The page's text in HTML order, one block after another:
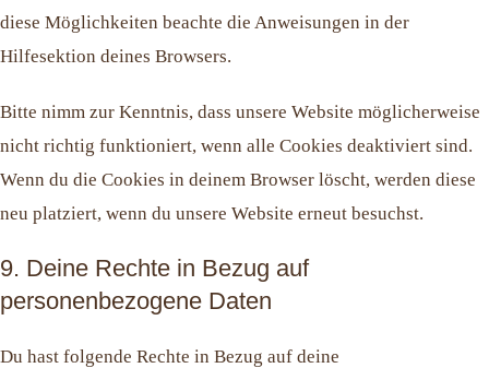
diese Möglichkeiten beachte die Anweisungen in der
Hilfesektion deines Browsers.
Bitte nimm zur Kenntnis, dass unsere Website möglicherweise
nicht richtig funktioniert, wenn alle Cookies deaktiviert sind.
Wenn du die Cookies in deinem Browser löscht, werden diese
neu platziert, wenn du unsere Website erneut besuchst.
9. Deine Rechte in Bezug auf
personenbezogene Daten
Du hast folgende Rechte in Bezug auf deine